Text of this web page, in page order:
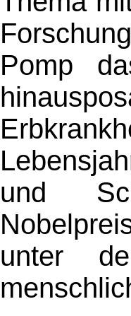
Pomp
und
unter